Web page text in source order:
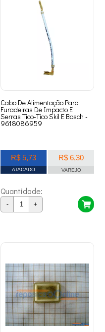
Cabo De Alimentação Para
Furadeiras De Impacto E
Serras Tico-Tico Skil E Bosch -
9618086959
R$ 5,73
ATACADO
R$ 6,30
VAREJO
Quantidade:
- +